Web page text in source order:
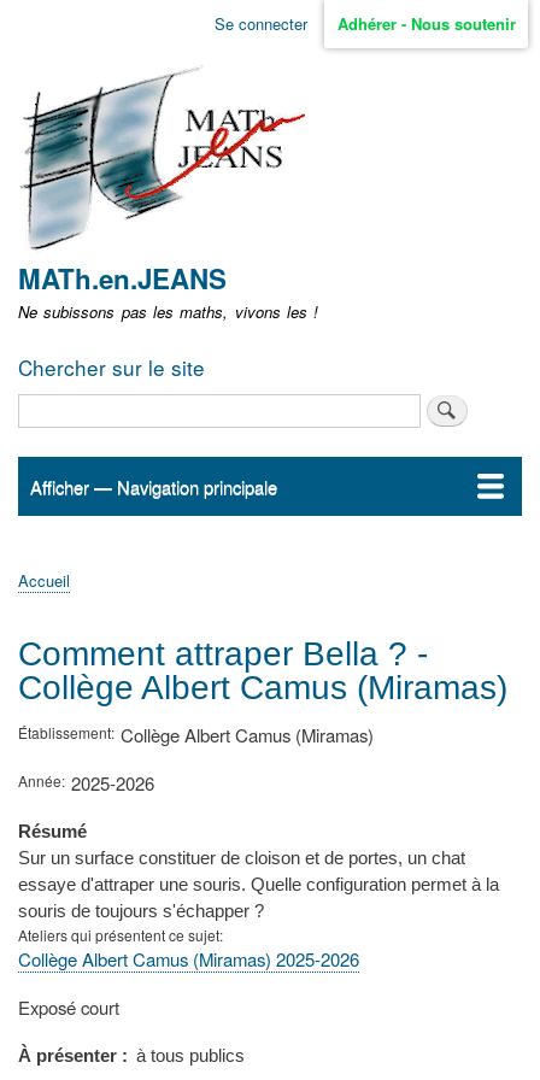
Aller
non
identifié
Se connecter Adhérer - Nous soutenir
MATh.en.JEANS
Ne subissons pas les maths, vivons les !
Chercher sur le site
Navigation
Afficher — Navigation principale
Accueil
ActualitésMATh.en.JEANS ?
Régions et Ateliers
Créer, gérer un atelier
Sujets/Publications
Congrès
d'Ariane
Accueil
Comment attraper Bella ? -
Collège Albert Camus (Miramas)
Établissement Collège Albert Camus (Miramas)
Année 2025-2026
Résumé
Sur un surface constituer de cloison et de portes, un chat
essaye d'attraper une souris. Quelle configuration permet à la
souris de toujours s'échapper ?
Ateliers qui présentent ce sujet
Collège Albert Camus (Miramas) 2025-2026
Type
présentation
Exposé court
À présenter à tous publics